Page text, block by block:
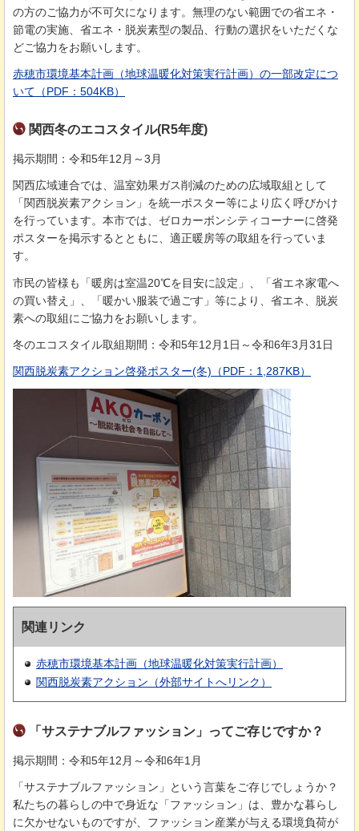
の方のご協力が不可欠になります。無理のない範囲での省エネ・
節電の実施、省エネ・脱炭素型の製品、行動の選択をいただくな
どご協力をお願いします。
赤穂市環境基本計画（地球温暖化対策実行計画）の一部改定につ
いて（PDF：504KB）
関西冬のエコスタイル(R5年度)
掲示期間：令和5年12月～3月
関西広域連合では、温室効果ガス削減のための広域取組として
「関西脱炭素アクション」を統一ポスター等により広く呼びかけ
を行っています。本市では、ゼロカーボンシティコーナーに啓発
ポスターを掲示するとともに、適正暖房等の取組を行っていま
す。
市民の皆様も「暖房は室温20℃を目安に設定」、「省エネ家電へ
の買い替え」、「暖かい服装で過ごす」等により、省エネ、脱炭
素への取組にご協力をお願いします。
冬のエコスタイル取組期間：令和5年12月1日～令和6年3月31日
関西脱炭素アクション啓発ポスター(冬)（PDF：1,287KB）
関連リンク
赤穂市環境基本計画（地球温暖化対策実行計画）
関西脱炭素アクション（外部サイトへリンク）
「サステナブルファッション」ってご存じですか？
掲示期間：令和5年12月～令和6年1月
「サステナブルファッション」という言葉をご存じでしょうか？
私たちの暮らしの中で身近な「ファッション」は、豊かな暮らし
に欠かせないものですが、ファッション産業が与える環境負荷が